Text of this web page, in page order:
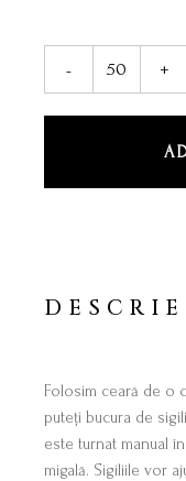
Sigiliu Autoadeziv
- +
Folosim ceară de o
puteți bucura de
este turnat manual
migală. Sigiliile vor